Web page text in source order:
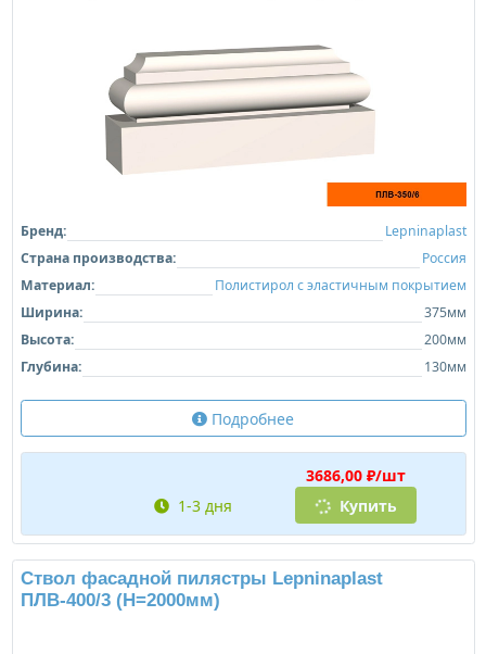
Бренд:
Lepninaplast
Страна производства:
Россия
Материал:
Полистирол с эластичным покрытием
Ширина:
375мм
Высота:
200мм
Глубина:
130мм
Подробнее
3686,00 ₽/шт
1-3 дня
Купить
Ствол фасадной пилястры Lepninaplast
ПЛВ-400/3 (H=2000мм)